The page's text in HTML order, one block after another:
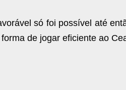
só foi possível até
de jogar eficiente ao